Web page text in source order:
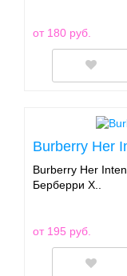
от 180 руб.
Burberry Her
Burberry Her
Берберри Х..
от 195 руб.